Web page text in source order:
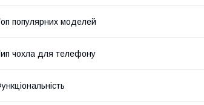
популярних моделей
чохла для телефону